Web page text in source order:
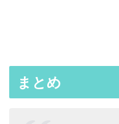
まとめ